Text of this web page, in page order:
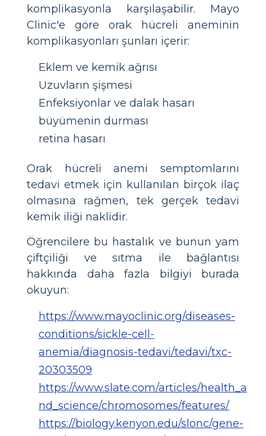
komplikasyonla karşılaşabilir. Mayo
Clinic'e göre orak hücreli aneminin
komplikasyonları şunları içerir:
Eklem ve kemik ağrısı
Uzuvların şişmesi
Enfeksiyonlar ve dalak hasarı
büyümenin durması
retina hasarı
Orak hücreli anemi semptomlarını
tedavi etmek için kullanılan birçok ilaç
olmasına rağmen, tek gerçek tedavi
kemik iliği naklidir.
Öğrencilere bu hastalık ve bunun yam
çiftçiliği ve sıtma ile bağlantısı
hakkında daha fazla bilgiyi burada
okuyun:
https://www.mayoclinic.org/diseases-
conditions/sickle-cell-
anemia/diagnosis-tedavi/tedavi/txc-
20303509
https://www.slate.com/articles/health_a
nd_science/chromosomes/features/
https://biology.kenyon.edu/slonc/gene-